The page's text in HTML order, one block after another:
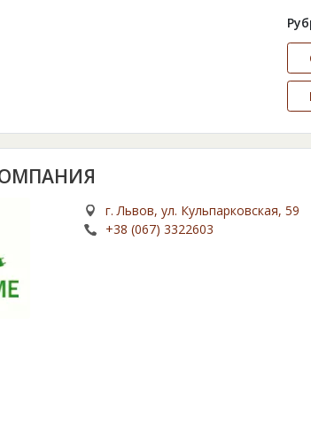
г. Львов, ул. Кульпарковская, 59
+38 (067) 3322603